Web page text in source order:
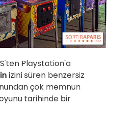
Playstation'a
izini süren benzersiz
çok memnun
tarihinde bir